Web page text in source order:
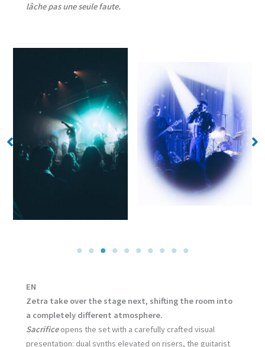
lâche pas une seule faute.
No Caption No Caption
EN
Zetra take over the stage next, shifting the room into
a completely different atmosphere.
Sacrificeopens the set with a carefully crafted visual
presentation: dual synths elevated on risers, the guitarist